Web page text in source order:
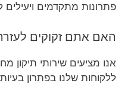
פתרונות מתקדמים ויעילים
האם אתם זקוקים
אנו מציעים שירותי תיקון
ללקוחות שלנו בפתרון